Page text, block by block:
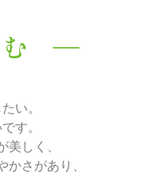
む ―
い。
す。
美しく、
さがあり、